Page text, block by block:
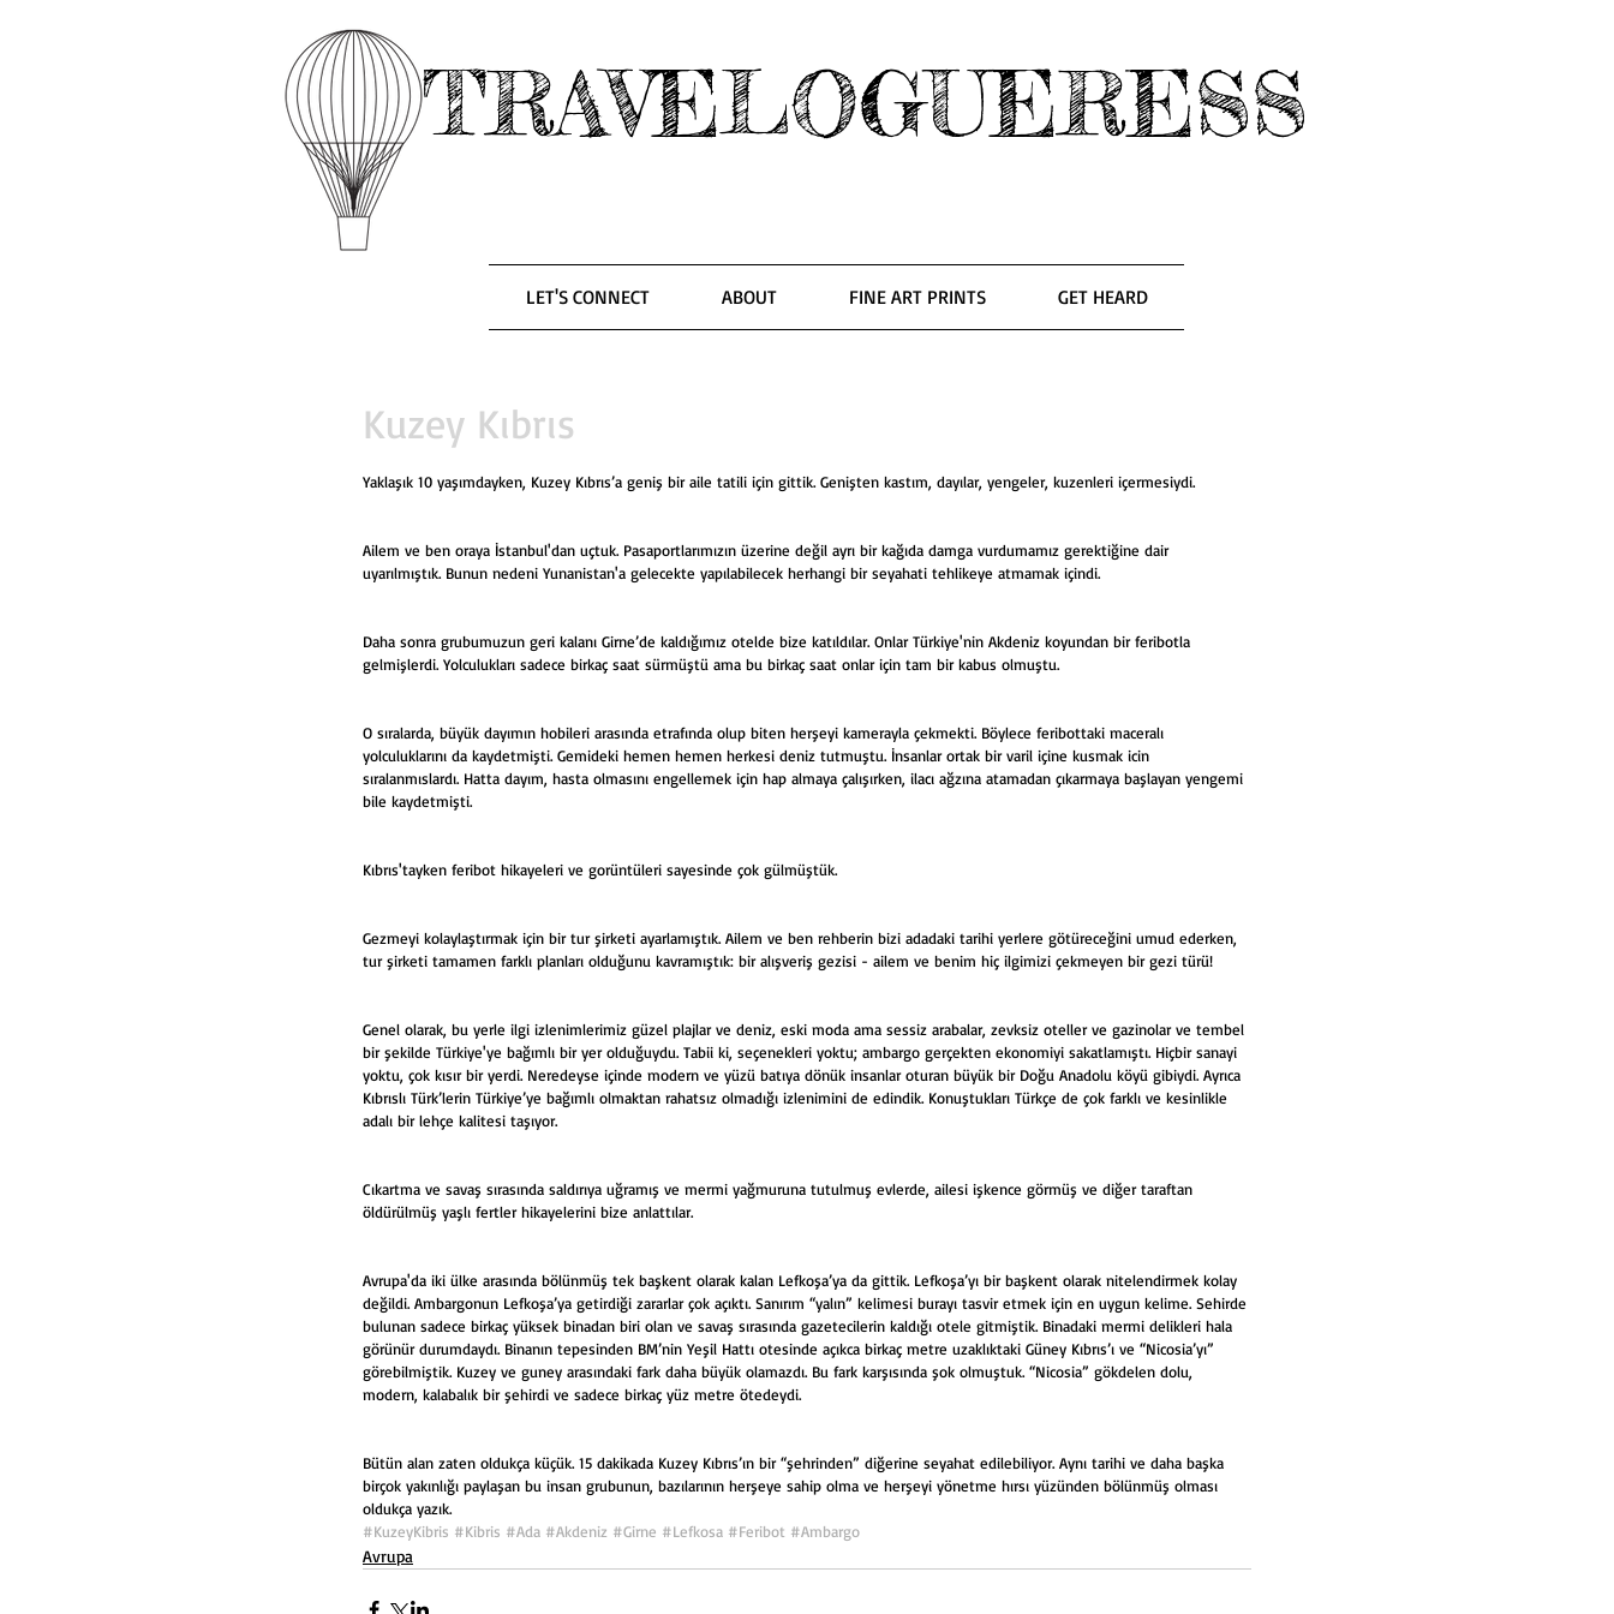
TRAVELOGUERESS
LET'S CONNECT ABOUT FINE ART PRINTS GET HEARD
Kuzey Kıbrıs
Yaklaşık 10 yaşımdayken, Kuzey Kıbrıs’a geniş bir aile tatili için gittik. Genişten kastım, dayılar, yengeler, kuzenleri içermesiydi.
Ailem ve ben oraya İstanbul'dan uçtuk. Pasaportlarımızın üzerine değil ayrı bir kağıda damga vurdumamız gerektiğine dair
uyarılmıştık. Bunun nedeni Yunanistan'a gelecekte yapılabilecek herhangi bir seyahati tehlikeye atmamak içindi.
Daha sonra grubumuzun geri kalanı Girne’de kaldığımız otelde bize katıldılar. Onlar Türkiye'nin Akdeniz koyundan bir feribotla
gelmişlerdi. Yolculukları sadece birkaç saat sürmüştü ama bu birkaç saat onlar için tam bir kabus olmuştu.
O sıralarda, büyük dayımın hobileri arasında etrafında olup biten herşeyi kamerayla çekmekti. Böylece feribottaki maceralı
yolculuklarını da kaydetmişti. Gemideki hemen hemen herkesi deniz tutmuştu. İnsanlar ortak bir varil içine kusmak icin
sıralanmıslardı. Hatta dayım, hasta olmasını engellemek için hap almaya çalışırken, ilacı ağzına atamadan çıkarmaya başlayan yengemi
bile kaydetmişti.
Kıbrıs'tayken feribot hikayeleri ve gorüntüleri sayesinde çok gülmüştük.
Gezmeyi kolaylaştırmak için bir tur şirketi ayarlamıştık. Ailem ve ben rehberin bizi adadaki tarihi yerlere götüreceğini umud ederken,
tur şirketi tamamen farklı planları olduğunu kavramıştık: bir alışveriş gezisi - ailem ve benim hiç ilgimizi çekmeyen bir gezi türü!
Genel olarak, bu yerle ilgi izlenimlerimiz güzel plajlar ve deniz, eski moda ama sessiz arabalar, zevksiz oteller ve gazinolar ve tembel
bir şekilde Türkiye'ye bağımlı bir yer olduğuydu. Tabii ki, seçenekleri yoktu; ambargo gerçekten ekonomiyi sakatlamıştı. Hiçbir sanayi
yoktu, çok kısır bir yerdi. Neredeyse içinde modern ve yüzü batıya dönük insanlar oturan büyük bir Doğu Anadolu köyü gibiydi. Ayrıca
Kıbrıslı Türk’lerin Türkiye’ye bağımlı olmaktan rahatsız olmadığı izlenimini de edindik. Konuştukları Türkçe de çok farklı ve kesinlikle
adalı bir lehçe kalitesi taşıyor.
Cıkartma ve savaş sırasında saldırıya uğramış ve mermi yağmuruna tutulmuş evlerde, ailesi işkence görmüş ve diğer taraftan
öldürülmüş yaşlı fertler hikayelerini bize anlattılar.
Avrupa'da iki ülke arasında bölünmüş tek başkent olarak kalan Lefkoşa’ya da gittik. Lefkoşa’yı bir başkent olarak nitelendirmek kolay
değildi. Ambargonun Lefkoşa’ya getirdiği zararlar çok açıktı. Sanırım “yalın” kelimesi burayı tasvir etmek için en uygun kelime. Sehirde
bulunan sadece birkaç yüksek binadan biri olan ve savaş sırasında gazetecilerin kaldığı otele gitmiştik. Binadaki mermi delikleri hala
görünür durumdaydı. Binanın tepesinden BM’nin Yeşil Hattı otesinde açıkca birkaç metre uzaklıktaki Güney Kıbrıs’ı ve “Nicosia’yı”
görebilmiştik. Kuzey ve guney arasındaki fark daha büyük olamazdı. Bu fark karşısında şok olmuştuk. “Nicosia” gökdelen dolu,
modern, kalabalık bir şehirdi ve sadece birkaç yüz metre ötedeydi.
Bütün alan zaten oldukça küçük. 15 dakikada Kuzey Kıbrıs’ın bir “şehrinden” diğerine seyahat edilebiliyor. Aynı tarihi ve daha başka
birçok yakınlığı paylaşan bu insan grubunun, bazılarının herşeye sahip olma ve herşeyi yönetme hırsı yüzünden bölünmüş olması
oldukça yazık.
#KuzeyKibris #Kibris #Ada #Akdeniz #Girne #Lefkosa #Feribot #Ambargo
Avrupa